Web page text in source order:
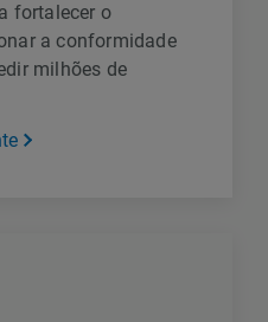
fortalecer o
a conformidade
milhões de